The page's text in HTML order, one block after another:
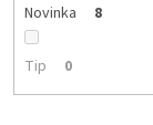
Novinka 8
Tip 0